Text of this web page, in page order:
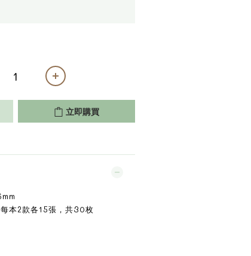
立即購買
本2款各15張，共30枚